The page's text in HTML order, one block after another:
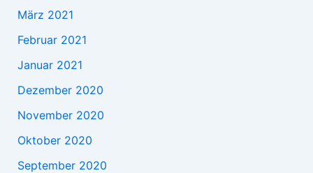
März 2021
Februar 2021
Januar 2021
Dezember 2020
November 2020
Oktober 2020
September 2020